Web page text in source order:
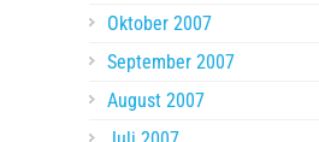
Oktober 2007
September 2007
August 2007